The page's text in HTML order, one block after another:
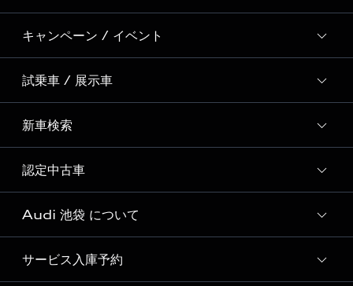
キャンペーン / イベント
全国統一イベント
ディーラー独自イベント
試乗車 / 展示車
試乗予約
試乗車・展示車一覧
新車検索
新車検索
認定中古車
Audi認定中古車検索
Audi 池袋 について
Audi 池袋 店舗情報
サービス入庫予約